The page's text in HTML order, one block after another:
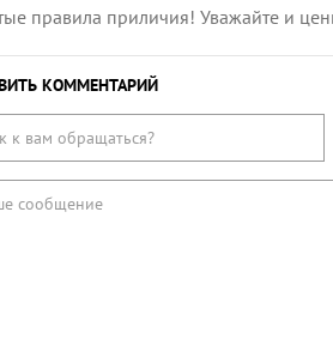
правила приличия! Уважайте и
КОММЕНТАРИЙ